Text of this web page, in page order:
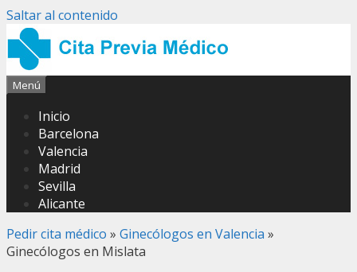
Saltar al contenido
Menú
Inicio
Barcelona
Valencia
Madrid
Sevilla
Alicante
Pedir cita médico » Ginecólogos en Valencia »
Ginecólogos en Mislata